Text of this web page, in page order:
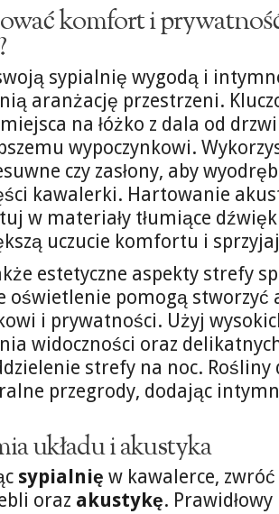
komfort i
sypialnię wygodą i
aranżację przestrzeni.
na łóżko z dala od
wypoczynkowi.
czy zasłony, aby
kawalerki. Hartowanie
w materiały tłumiące
uczucie komfortu i
estetyczne aspekty strefy
oświetlenie pomogą
i prywatności. Użyj
widoczności oraz
strefy na noc. Rośliny
przegrody, dodając
układu i akustyka
sypialnię w kawalerce,
oraz akustykę.